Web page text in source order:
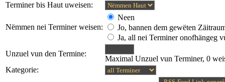
Terminer bis Haut uweisen:
Nëmmen nei Terminer weisen:
Neen
Jo, bannen dem gewëten
Ja, all nei Terminer onofhängeg
Unzuel vun den Termine:
Maximal Unzuel vun Terminer, 0
Kategorie: